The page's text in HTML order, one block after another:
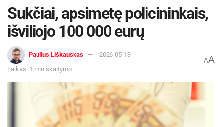
Sukčiai, apsimetę policininkais,
išviliojo 100 000 eurų
Paulius Liškauskas
2026-05-13
Laikas: 1 min skaitymo
AA